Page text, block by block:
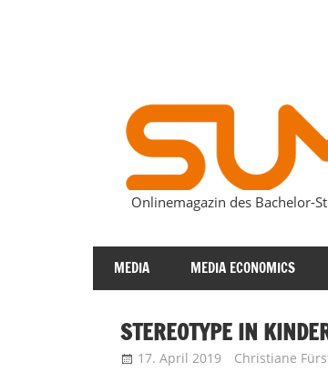
SUMOmag
Onlinemagazin des Bachelor-
MEDIA MEDIA ECONOMICS
STEREOTYPE IN
17. April 2019 Christiane